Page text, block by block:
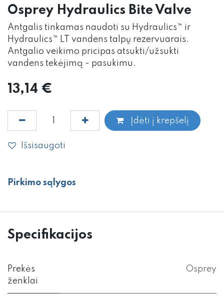
Osprey Hydraulics Bite Valve
Antgalis tinkamas naudoti su Hydraulics™ ir
Hydraulics™ LT vandens talpų rezervuarais.
Antgalio veikimo pricipas atsukti/užsukti
vandens tekėjimą - pasukimu.
13,14 €
Įdėti į krepšelį
Išsisaugoti
Pirkimo sąlygos
Specifikacijos
Prekės
ženklai
Osprey